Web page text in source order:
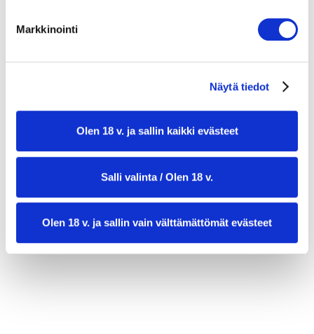
Markkinointi
Näytä tiedot
Olen 18 v. ja sallin kaikki evästeet
Salli valinta / Olen 18 v.
Olen 18 v. ja sallin vain välttämättömät evästeet
suolaa, pippuria ja sokeria
annosmäärä:8